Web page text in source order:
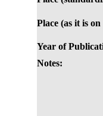
Place (as it is
Year of
Notes: